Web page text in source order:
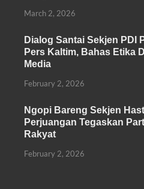
March 2, 2026
Dialog Santai Sekjen PDI
Pers Kaltim, Bahas Etika
Media
February 2, 2026
Ngopi Bareng Sekjen
Perjuangan Tegaskan
Rakyat
February 2, 2026